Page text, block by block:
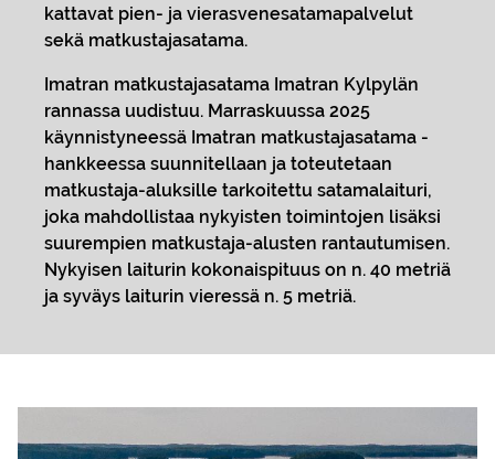
kattavat pien- ja vierasvenesatamapalvelut
sekä matkustajasatama.
Imatran matkustajasatama Imatran Kylpylän
rannassa uudistuu. Marraskuussa 2025
käynnistyneessä Imatran matkustajasatama -
hankkeessa suunnitellaan ja toteutetaan
matkustaja-aluksille tarkoitettu satamalaituri,
joka mahdollistaa nykyisten toimintojen lisäksi
suurempien matkustaja-alusten rantautumisen.
Nykyisen laiturin kokonaispituus on n. 40 metriä
ja syväys laiturin vieressä n. 5 metriä.